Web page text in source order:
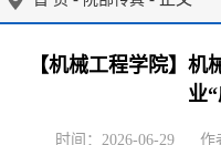
【机械工程学院】
业
时间：2026-06-29 作